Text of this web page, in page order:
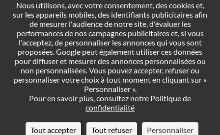
Plan du site
Politique de confidentialité
Conditions générales de vente
Gestion des cookies
NOUS CONTACTER
DEMANDER UN DEVIS
Nous utilisons, avec votre consentement, des cookies et,
sur les appareils mobiles, des identifiants publicitaires afin
de mesurer l'audience de notre site, d'évaluer les
performances de nos campagnes publicitaires et, si vous
l'acceptez, de personnaliser les annonces qui vous sont
proposées. Google peut également utiliser ces données
pour diffuser et mesurer des annonces personnalisées ou
non personnalisées. Vous pouvez accepter, refuser ou
personnaliser votre choix à tout moment en cliquant sur «
Personnaliser ».
Pour en savoir plus, consultez notre Politique de
confidentialité
Tout accepter Tout refuser Personnaliser